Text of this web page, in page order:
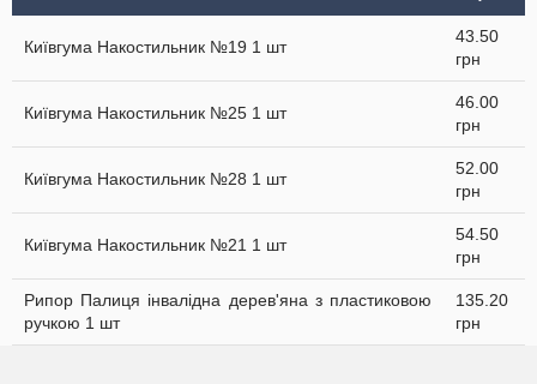
Київгума Накостильник №19 1 шт
43.50
грн
Київгума Накостильник №25 1 шт
46.00
грн
Київгума Накостильник №28 1 шт
52.00
грн
Київгума Накостильник №21 1 шт
54.50
грн
Рипор Палиця інвалідна дерев'яна з пластиковою
ручкою 1 шт
135.20
грн